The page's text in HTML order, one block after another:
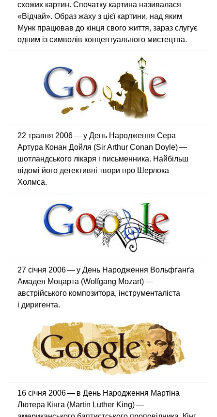
схожих картин. Спочатку картина називалася
«Відчай». Образ жаху з цієї картини, над яким
Мунк працював до кінця свого життя, зараз слугує
одним із символів концептуального мистецтва.
22 травня 2006 — у День Народження Сера
Артура Конан Дойля (Sir Arthur Conan Doyle) —
шотландського лікаря і письменника. Найбільш
відомі його детективні твори про Шерлока
Холмса.
27 січня 2006 — у День Народження Вольфґанґа
Амадея Моцарта (Wolfgang Mozart) —
австрійського композитора, інструменталіста
і диригента.
16 січня 2006 — в День Народження Мартіна
Лютера Кінга (Martin Luther King) —